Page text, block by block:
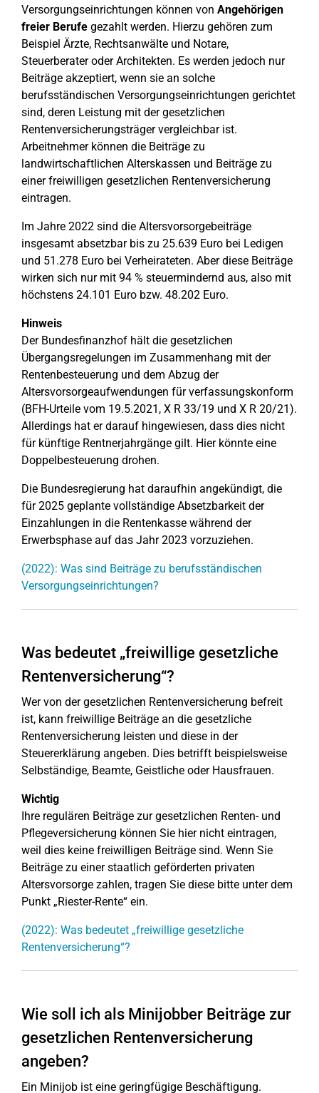
Versorgungseinrichtungen können von Angehörigen
freier Berufe gezahlt werden. Hierzu gehören zum
Beispiel Ärzte, Rechtsanwälte und Notare,
Steuerberater oder Architekten. Es werden jedoch nur
Beiträge akzeptiert, wenn sie an solche
berufsständischen Versorgungseinrichtungen gerichtet
sind, deren Leistung mit der gesetzlichen
Rentenversicherungsträger vergleichbar ist.
Arbeitnehmer können die Beiträge zu
landwirtschaftlichen Alterskassen und Beiträge zu
einer freiwilligen gesetzlichen Rentenversicherung
eintragen.
Im Jahre 2022 sind die Altersvorsorgebeiträge
insgesamt absetzbar bis zu 25.639 Euro bei Ledigen
und 51.278 Euro bei Verheirateten. Aber diese Beiträge
wirken sich nur mit 94 % steuermindernd aus, also mit
höchstens 24.101 Euro bzw. 48.202 Euro.
Hinweis
Der Bundesfinanzhof hält die gesetzlichen
Übergangsregelungen im Zusammenhang mit der
Rentenbesteuerung und dem Abzug der
Altersvorsorgeaufwendungen für verfassungskonform
(BFH-Urteile vom 19.5.2021, X R 33/19 und X R 20/21).
Allerdings hat er darauf hingewiesen, dass dies nicht
für künftige Rentnerjahrgänge gilt. Hier könnte eine
Doppelbesteuerung drohen.
Die Bundesregierung hat daraufhin angekündigt, die
für 2025 geplante vollständige Absetzbarkeit der
Einzahlungen in die Rentenkasse während der
Erwerbsphase auf das Jahr 2023 vorzuziehen.
(2022): Was sind Beiträge zu berufsständischen
Versorgungseinrichtungen?
Was bedeutet „freiwillige gesetzliche
Rentenversicherung“?
Wer von der gesetzlichen Rentenversicherung befreit
ist, kann freiwillige Beiträge an die gesetzliche
Rentenversicherung leisten und diese in der
Steuererklärung angeben. Dies betrifft beispielsweise
Selbständige, Beamte, Geistliche oder Hausfrauen.
Wichtig
Ihre regulären Beiträge zur gesetzlichen Renten- und
Pflegeversicherung können Sie hier nicht eintragen,
weil dies keine freiwilligen Beiträge sind. Wenn Sie
Beiträge zu einer staatlich geförderten privaten
Altersvorsorge zahlen, tragen Sie diese bitte unter dem
Punkt „Riester-Rente“ ein.
(2022): Was bedeutet „freiwillige gesetzliche
Rentenversicherung“?
Wie soll ich als Minijobber Beiträge zur
gesetzlichen Rentenversicherung
angeben?
Ein Minijob ist eine geringfügige Beschäftigung.